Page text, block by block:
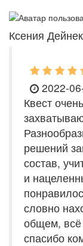
Ксения
2022-
Квест
решений
состав,
и
словно
общем, всё
спасибо